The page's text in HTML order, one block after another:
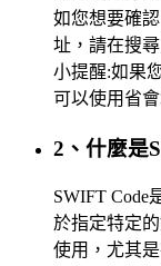
如您想要確
址，請在搜
小提醒:如果
可以使用省
2、什麼是
SWIFT Code
於指定特定
使用，尤其